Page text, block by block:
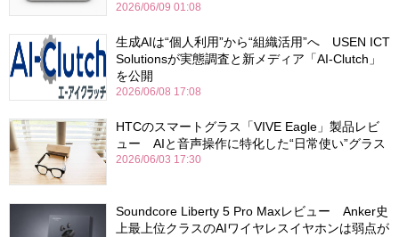
2026/06/09 01:08
生成AIは“個人利用”から“組織活用”へ USEN ICT
Solutionsが実態調査と新メディア「AI-Clutch」
を公開
2026/06/08 17:08
HTCのスマートグラス「VIVE Eagle」製品レビ
ュー AIと音声操作に特化した“日常使い”グラス
2026/06/03 17:30
Soundcore Liberty 5 Pro Maxレビュー Anker史
上最上位クラスのAIワイヤレスイヤホンは弱点が